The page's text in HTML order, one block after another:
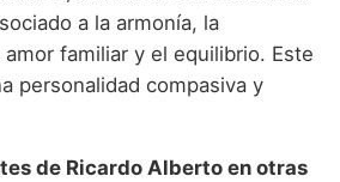
a la armonía, la
familiar y el equilibrio. Este
personalidad compasiva y
de Ricardo Alberto en otras